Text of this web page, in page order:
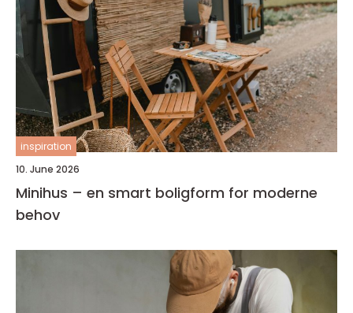
inspiration
10. June 2026
Minihus – en smart boligform for moderne
behov